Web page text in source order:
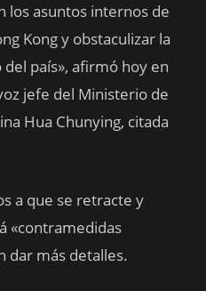
los asuntos internos de
Kong y obstaculizar la
país», afirmó hoy en
jefe del Ministerio de
Hua Chunying, citada
a que se retracte y
«contramedidas
dar más detalles.